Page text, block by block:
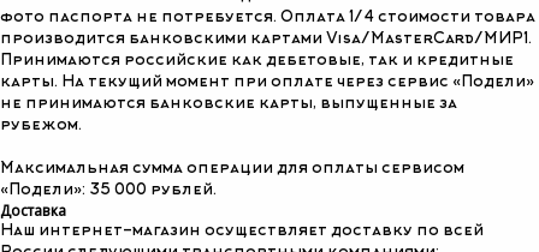
фото паспорта не потребуется. Оплата 1/4 стоимости товара
производится банковскими картами Visa/MasterCard/МИР1.
Принимаются российские как дебетовые, так и кредитные
карты. На текущий момент при оплате через сервис «Подели»
не принимаются банковские карты, выпущенные за
рубежом.
Максимальная сумма операции для оплаты сервисом
«Подели»: 35 000 рублей.
Доставка
Наш интернет-магазин осуществляет доставку по всей